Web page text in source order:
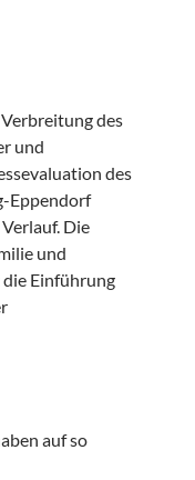
des
und
des
Eppendorf
Die
und
Einführung
auf so